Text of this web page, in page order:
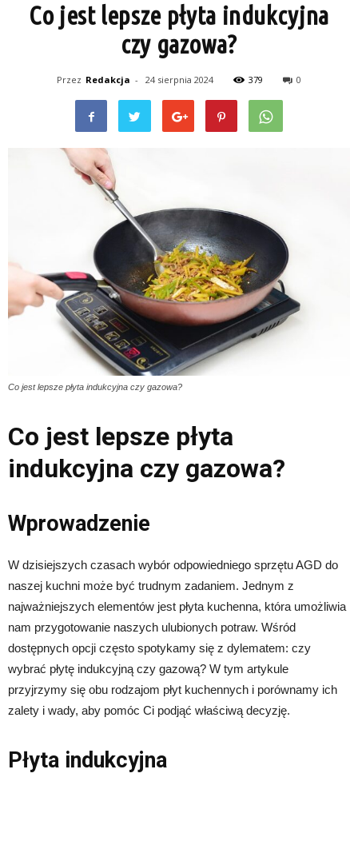
Co jest lepsze płyta indukcyjna
czy gazowa?
Przez Redakcja - 24 sierpnia 2024 379 0
Co jest lepsze płyta indukcyjna czy gazowa?
Co jest lepsze płyta
indukcyjna czy gazowa?
Wprowadzenie
W dzisiejszych czasach wybór odpowiedniego sprzętu AGD do
naszej kuchni może być trudnym zadaniem. Jednym z
najważniejszych elementów jest płyta kuchenna, która umożliwia
nam przygotowanie naszych ulubionych potraw. Wśród
dostępnych opcji często spotykamy się z dylematem: czy
wybrać płytę indukcyjną czy gazową? W tym artykule
przyjrzymy się obu rodzajom płyt kuchennych i porównamy ich
zalety i wady, aby pomóc Ci podjąć właściwą decyzję.
Płyta indukcyjna